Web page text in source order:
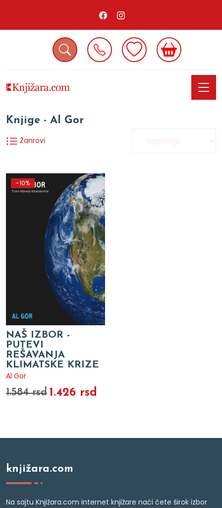
Knjige - Al Gor
Žanrovi
-10%
NAŠ IZBOR -
PUTEVI
REŠAVANJA
KLIMATSKE KRIZE
Al Gor
1.584 rsd 1.426 rsd
knjižara.com
Na sajtu Knjižara.com internet knjižare naći ćete širok izbor